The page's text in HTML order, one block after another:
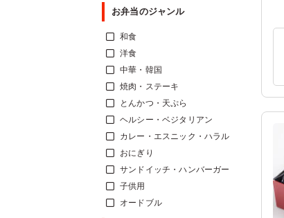
お弁当のジャンル
和食
洋食
中華・韓国
焼肉・ステーキ
とんかつ・天ぷら
ヘルシー・ベジタリアン
カレー・エスニック・ハラル
おにぎり
サンドイッチ・ハンバーガー
子供用
オードブル